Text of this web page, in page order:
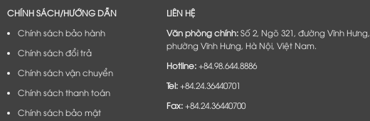
CHÍNH SÁCH/HƯỚNG DẪN
Chính sách bảo hành
Chính sách đổi trả
Chính sách vận chuyển
Chính sách thanh toán
Chính sách bảo mật
LIÊN HỆ
Văn phòng chính:Số 2, Ngõ 321, đường Vĩnh Hưng,
phường Vĩnh Hưng, Hà Nội, Việt Nam.
Hotline:+84.98.644.8886
Tel:+84.24.36440701
Fax:+84.24.36440700